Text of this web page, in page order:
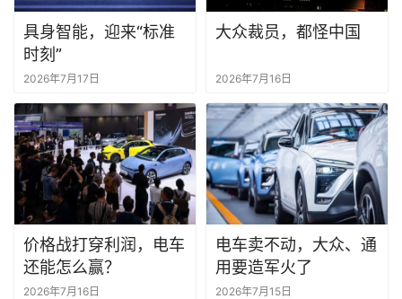
具身智能，迎来“标准
时刻”
2026年7月17日
大众裁员，都怪中国
2026年7月16日
价格战打穿利润，电车
还能怎么赢？
2026年7月16日
电车卖不动，大众、通
用要造军火了
2026年7月15日